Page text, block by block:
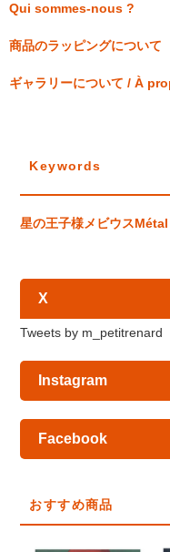
Qui sommes-nous ?
商品のラッピングについて
ギャラリーについて / À
Keywords
星の王子様メビウス
X
Tweets by m_petitrenard
Instagram
Facebook
おすすめ商品